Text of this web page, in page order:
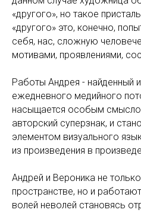
«другого», но такое
«другого» это, конечно,
себя, нас, сложную
мотивами, проявлениями,
Работы Андрея - найденный
ежедневного медийного
насыщается особым
авторский суперзнак, и
элементом визуального
из произведения в
Андрей и Вероника не
пространстве, но и
волей неволей становясь